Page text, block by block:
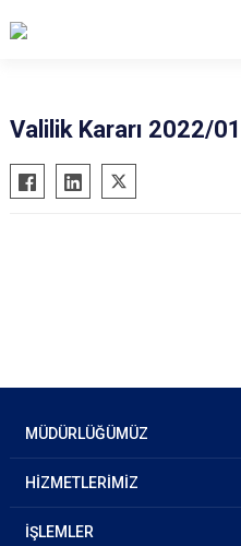
Valilik Kararı 2022/01
MÜDÜRLÜĞÜMÜZ
HİZMETLERİMİZ
İŞLEMLER